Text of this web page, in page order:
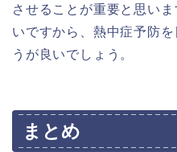
させることが重要と思い
いですから、熱中症予防
うが良いでしょう。
まとめ